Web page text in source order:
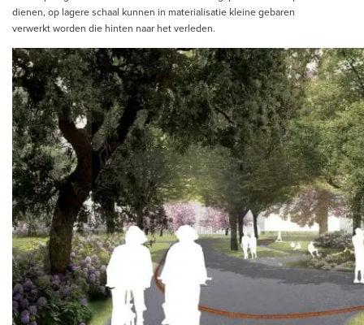
dienen, op lagere schaal kunnen in materialisatie kleine gebaren
verwerkt worden die hinten naar het verleden.